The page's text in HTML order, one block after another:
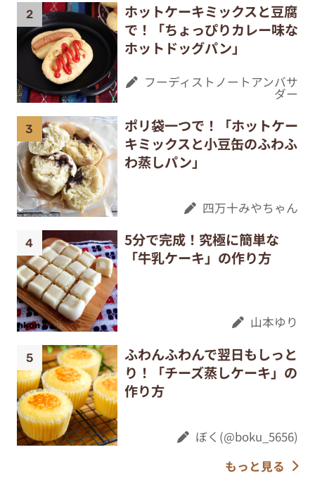
ホットケーキミックスと豆腐
で！「ちょっぴりカレー味な
ホットドッグパン」
フーディストノートアンバサ
ダー
ポリ袋一つで！「ホットケー
キミックスと小豆缶のふわふ
わ蒸しパン」
四万十みやちゃん
5分で完成！究極に簡単な
「牛乳ケーキ」の作り方
山本ゆり
ふわんふわんで翌日もしっと
り！「チーズ蒸しケーキ」の
作り方
ぼく(@boku_5656)
もっと見る